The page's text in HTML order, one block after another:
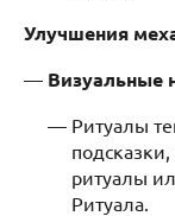
Улучшения
Визуальные
Ритуалы
ритуалы
Ритуала.